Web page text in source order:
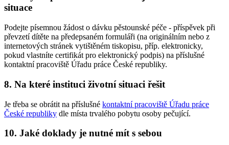
situace
Podejte písemnou žádost o dávku pěstounské péče - příspěvek při
převzetí dítěte na předepsaném formuláři (na originálním nebo z
internetových stránek vytištěném tiskopisu, příp. elektronicky,
pokud vlastníte certifikát pro elektronický podpis) na příslušné
kontaktní pracoviště Úřadu práce České republiky.
8. Na které instituci životní situaci řešit
Je třeba se obrátit na příslušné kontaktní pracoviště Úřadu práce
České republiky dle místa trvalého pobytu osoby pečující.
10. Jaké doklady je nutné mít s sebou